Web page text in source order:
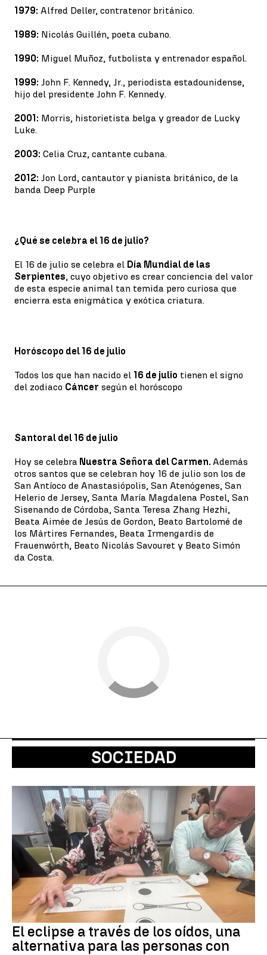
1979: Alfred Deller, contratenor británico.
1989: Nicolás Guillén, poeta cubano.
1990: Miguel Muñoz, futbolista y entrenador español.
1999: John F. Kennedy, Jr., periodista estadounidense,
hijo del presidente John F. Kennedy.
2001: Morris, historietista belga y greador de Lucky
Luke.
2003: Celia Cruz, cantante cubana.
2012: Jon Lord, cantautor y pianista británico, de la
banda Deep Purple
¿Qué se celebra el 16 de julio?
El 16 de julio se celebra el Día Mundial de las
Serpientes, cuyo objetivo es crear conciencia del valor
de esta especie animal tan temida pero curiosa que
encierra esta enigmática y exótica criatura.
Horóscopo del 16 de julio
Todos los que han nacido el 16 de julio tienen el signo
del zodiaco Cáncer según el horóscopo
Santoral del 16 de julio
Hoy se celebra Nuestra Señora del Carmen. Además
otros santos que se celebran hoy 16 de julio son los de
San Antíoco de Anastasiópolis, San Atenógenes, San
Helerio de Jersey, Santa María Magdalena Postel, San
Sisenando de Córdoba, Santa Teresa Zhang Hezhi,
Beata Aimée de Jesús de Gordon, Beato Bartolomé de
los Mártires Fernandes, Beata Irmengardis de
Frauenwörth, Beato Nicolás Savouret y Beato Simón
da Costa.
SOCIEDAD
El eclipse a través de los oídos, una
alternativa para las personas con